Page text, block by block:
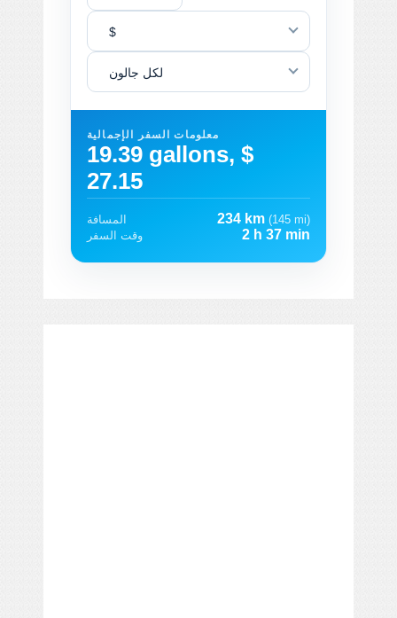
$
لكل جالون
معلومات السفر الإجمالية
19.39 gallons, $
27.15
المسافة 234 km (145 mi)
وقت السفر
2 h 37 min